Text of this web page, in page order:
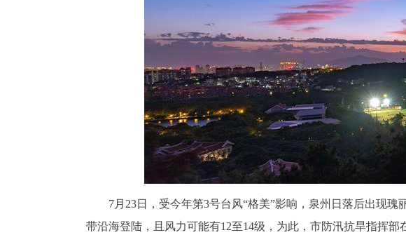
7月23日，受今年第3号台风“格美”影响，泉州日落后出现
带沿海登陆，且风力可能有12至14级，为此，市防汛抗旱指挥